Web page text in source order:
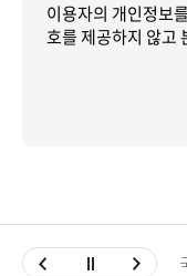
이용자의 개인정보
호를 제공하지 않고